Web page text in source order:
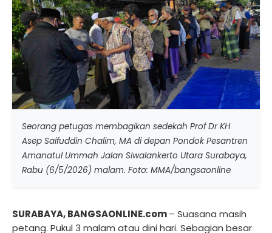
Seorang petugas membagikan sedekah Prof Dr KH
Asep Saifuddin Chalim, MA di depan Pondok Pesantren
Amanatul Ummah Jalan Siwalankerto Utara Surabaya,
Rabu (6/5/2026) malam. Foto: MMA/bangsaonline
SURABAYA, BANGSAONLINE.com– Suasana masih
petang. Pukul 3 malam atau dini hari. Sebagian besar